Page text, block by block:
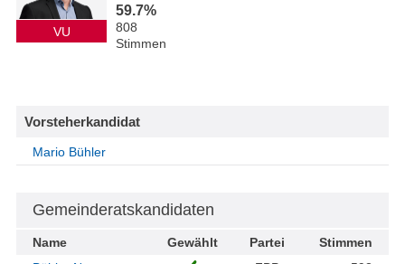
VU
59.7%
808
Stimmen
Vorsteherkandidat
Mario Bühler
Gemeinderatskandidaten
Name Gewählt Partei
Stimmen